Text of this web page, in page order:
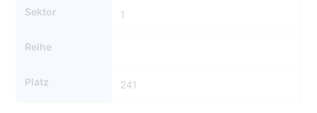
Sektor 1
Reihe
Platz 241